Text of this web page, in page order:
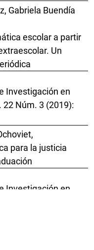
Gabriela Buendía
escolar a partir
Un
Investigación en
Núm. 3 (2019):
para la justicia
Investigación en